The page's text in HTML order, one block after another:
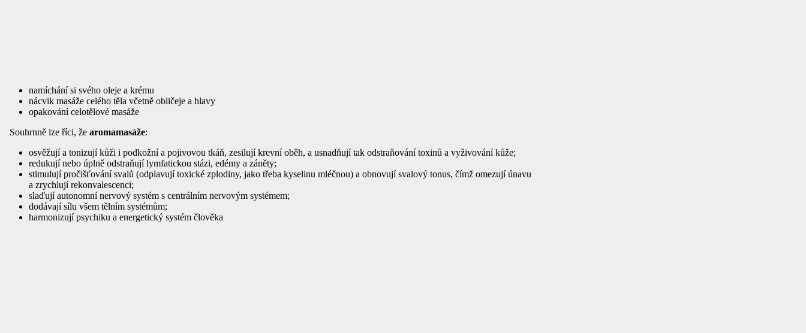
namíchání si svého oleje a krému
nácvik masáže celého těla včetně obličeje a hlavy
opakování celotělové masáže
Souhrnně lze říci, že aromamasáže:
osvěžují a tonizují kůži i podkožní a pojivovou tkáň, zesilují krevní oběh, a usnadňují tak odstraňování toxinů a vyživování kůže;
redukují nebo úplně odstraňují lymfatickou stázi, edémy a záněty;
stimulují pročišťování svalů (odplavují toxické zplodiny, jako třeba kyselinu mléčnou) a obnovují svalový tonus, čímž omezují únavu
a zrychlují rekonvalescenci;
slaďují autonomní nervový systém s centrálním nervovým systémem;
dodávají sílu všem tělním systémům;
harmonizují psychiku a energetický systém člověka